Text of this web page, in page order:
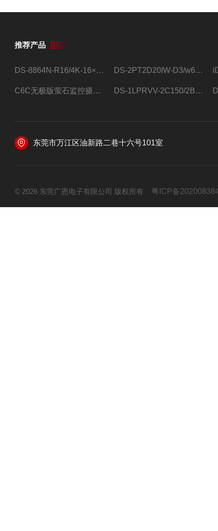
推荐产品
DS-8864N-R16/4K-16×4T/希捷16盘位录像机 DS-2PT2D20IW-D3/w64路高清硬盘录像机
C6C无极版萤石监控摄像头 DS-1LPRVV-2C150/2B监控室外夜视高清电源线护套线200米/卷
东莞市万江区油新路二巷十六号101室
© 2026 东莞广恩电子有限公司 版权所有 粤ICP备